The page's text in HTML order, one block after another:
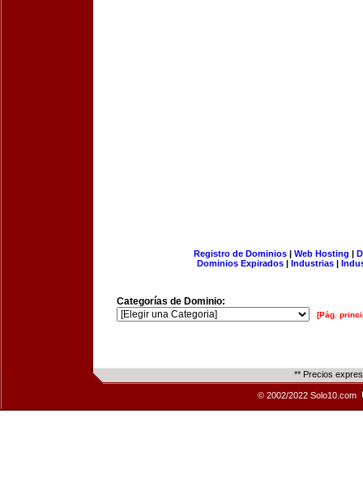
Registro de Dominios| Web Hosting |
Dominios Expirados | Industrias |
Categorías de Dominio:
[Pág.
** Precios
© 2002/2022 Solo10.com